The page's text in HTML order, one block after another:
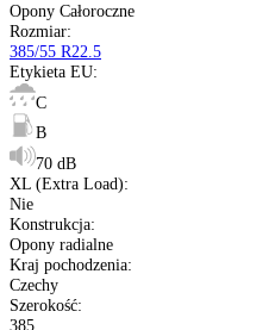
Szybka wysyłka
14 dni na zwrot
Kup opony na raty
Opis produktu
Dane techniczne
Producent:
Barum
Typ:
Opony ciężarowe